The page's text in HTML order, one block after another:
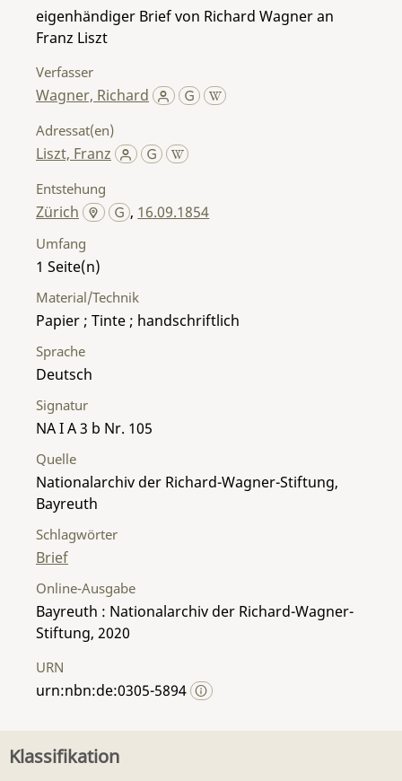
eigenhändiger Brief von Richard Wagner an
Franz Liszt
Verfasser
Wagner, Richard
Adressat(en)
Liszt, Franz
Entstehung
Zürich , 16.09.1854
Umfang
1
Material/Technik
Papier ; Tinte ; handschriftlich
Sprache
Deutsch
Signatur
NA I A 3 b Nr. 105
Quelle
Nationalarchiv der Richard-Wagner-Stiftung,
Bayreuth
Schlagwörter
Brief
Online-Ausgabe
Bayreuth : Nationalarchiv der Richard-Wagner-
Stiftung, 2020
URN
urn:nbn:de:0305-5894
Klassifikation